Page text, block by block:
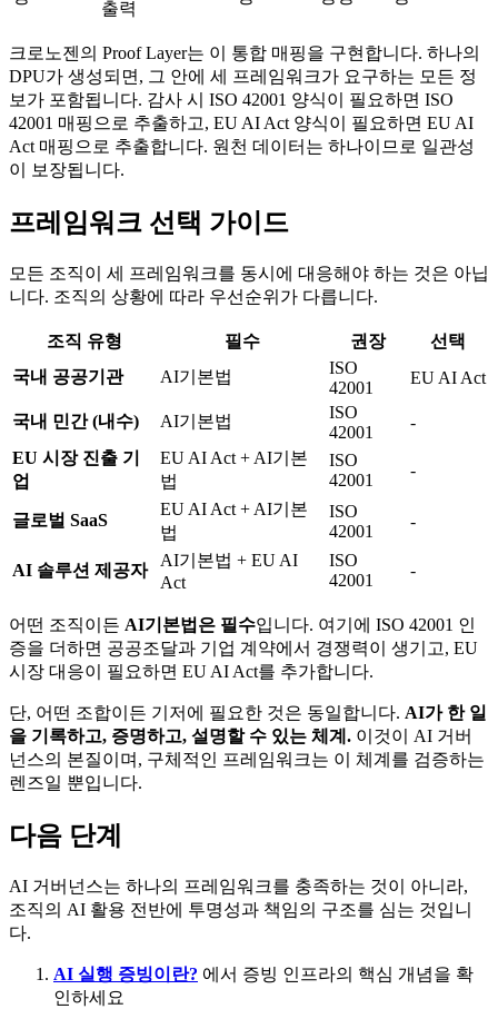
출력
크로노젠의 Proof Layer는 이 통합 매핑을 구현합니다. 하나의
DPU가 생성되면, 그 안에 세 프레임워크가 요구하는 모든 정
보가 포함됩니다. 감사 시 ISO 42001 양식이 필요하면 ISO
42001 매핑으로 추출하고, EU AI Act 양식이 필요하면 EU AI
Act 매핑으로 추출합니다. 원천 데이터는 하나이므로 일관성
이 보장됩니다.
프레임워크 선택 가이드
모든 조직이 세 프레임워크를 동시에 대응해야 하는 것은 아닙
니다. 조직의 상황에 따라 우선순위가 다릅니다.
조직 유형 필수 권장
선택
국내 공공기관
AI기본법
ISO
42001
EU AI Act
국내 민간 (내수) AI기본법
ISO
42001
-
EU 시장 진출 기
업
EU AI Act + AI기본
법
ISO
42001
-
글로벌 SaaS
EU AI Act + AI기본
법
ISO
42001
-
AI 솔루션 제공자
AI기본법 + EU AI
Act
ISO
42001
-
어떤 조직이든 AI기본법은 필수입니다. 여기에 ISO 42001 인
증을 더하면 공공조달과 기업 계약에서 경쟁력이 생기고, EU
시장 대응이 필요하면 EU AI Act를 추가합니다.
단, 어떤 조합이든 기저에 필요한 것은 동일합니다. AI가 한 일
을 기록하고, 증명하고, 설명할 수 있는 체계. 이것이 AI 거버
넌스의 본질이며, 구체적인 프레임워크는 이 체계를 검증하는
렌즈일 뿐입니다.
다음 단계
AI 거버넌스는 하나의 프레임워크를 충족하는 것이 아니라,
조직의 AI 활용 전반에 투명성과 책임의 구조를 심는 것입니
다.
AI 실행 증빙이란? 에서 증빙 인프라의 핵심 개념을 확
인하세요